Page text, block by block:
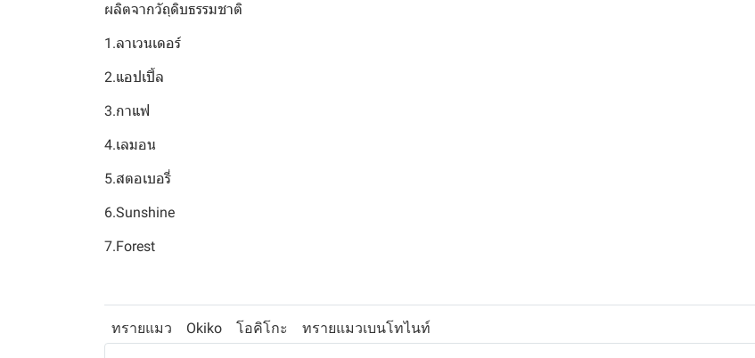
ผลิตจากวัถุดิบธรรมชาติ
1.ลาเวนเดอร์
2.แอปเปิ้ล
3.กาแฟ
4.เลมอน
5.สตอเบอรี่
6.Sunshine
7.Forest
ทรายแมว Okiko โอคิโกะ ทรายแมวเบนโทไนท์